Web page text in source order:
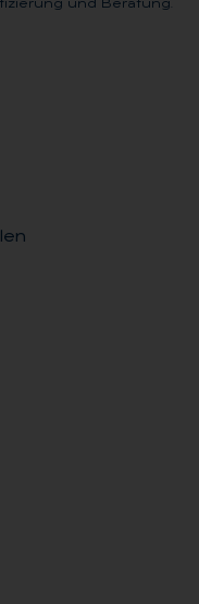
und Beratung.